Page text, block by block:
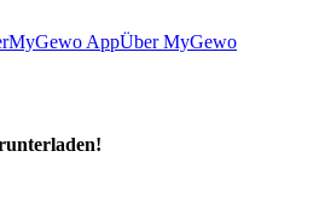
MyGewo AppÜber MyGewo